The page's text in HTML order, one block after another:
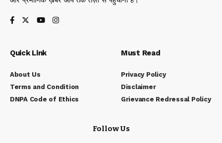
Quick Link
About Us
Terms and Condition
DNPA Code of Ethics
Must Read
Privacy Policy
Disclaimer
Grievance Redressal Policy
Follow Us